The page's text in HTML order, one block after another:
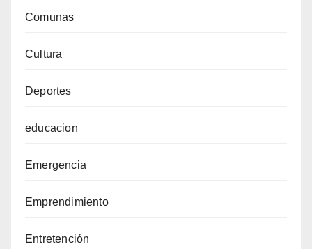
Comunas
Cultura
Deportes
educacion
Emergencia
Emprendimiento
Entretención